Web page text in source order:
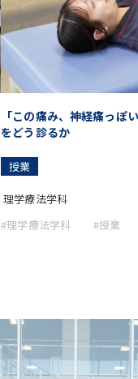
「この痛み、神経痛っぽ
をどう診るか
授業
理学療法学科
#理学療法学科
#授業